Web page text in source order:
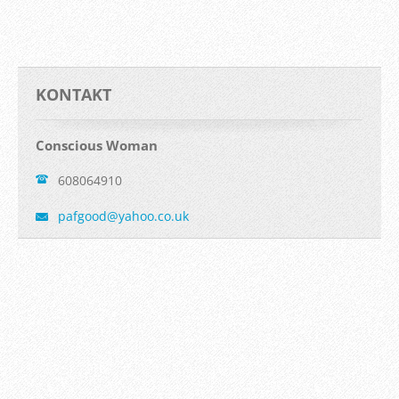
KONTAKT
Conscious Woman
608064910
pafgood@yahoo.co.uk